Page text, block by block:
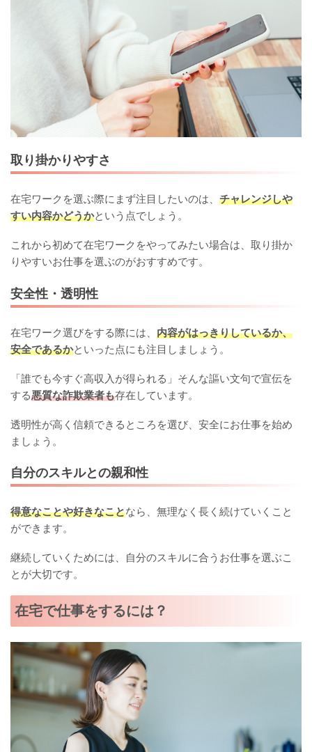
取り掛かりやすさ
在宅ワークを選ぶ際にまず注目したいのは、 チャレンジしや
すい内容かどうかという点でしょう。
これから初めて在宅ワークをやってみたい場合は、取り掛か
りやすいお仕事を選ぶのがおすすめです。
安全性・透明性
在宅ワーク選びをする際には、 内容がはっきりしているか、
安全であるかといった点にも注目しましょう。
「誰でも今すぐ高収入が得られる」そんな謳い文句で宣伝を
する悪質な詐欺業者も存在しています。
透明性が高く信頼できるところを選び、安全にお仕事を始め
ましょう。
自分のスキルとの親和性
得意なことや好きなことなら、無理なく長く続けていくこと
ができます。
継続していくためには、自分のスキルに合うお仕事を選ぶこ
とが大切です。
在宅で仕事をするには？